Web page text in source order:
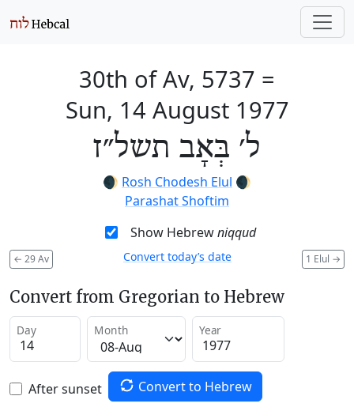
30th of Av, 5737 =
Sun, 14 August 1977
ל׳ בְּאָב תשל״ז
🌒 Rosh Chodesh Elul 🌒
Parashat Shoftim
Show Hebrewniqqud
← 29 Av 1 Elul →
Convert today’s date
Convert from Gregorian to Hebrew
Day Month Year
After sunset Convert to Hebrew